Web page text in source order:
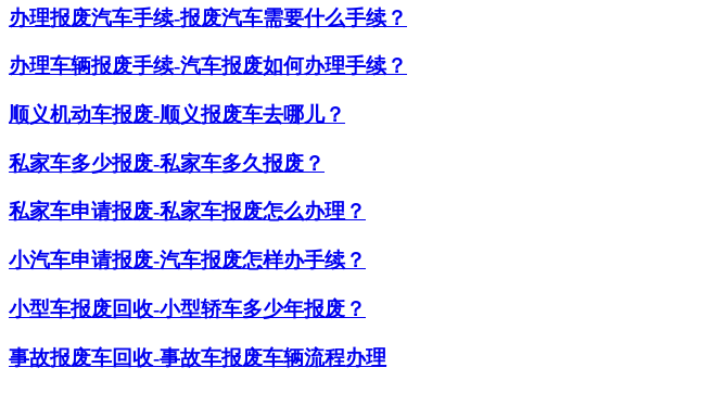
办理报废汽车手续-报废汽车需要什么手续？
办理车辆报废手续-汽车报废如何办理手续？
顺义机动车报废-顺义报废车去哪儿？
私家车多少报废-私家车多久报废？
私家车申请报废-私家车报废怎么办理？
小汽车申请报废-汽车报废怎样办手续？
小型车报废回收-小型轿车多少年报废？
事故报废车回收-事故车报废车辆流程办理